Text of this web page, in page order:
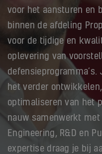
voor het aansturen en
binnen de afdeling
voor de tijdige en
oplevering van
het verder
optimaliseren van het
nauw samenwerkt
Engineering, R&D en
expertise draag je bij